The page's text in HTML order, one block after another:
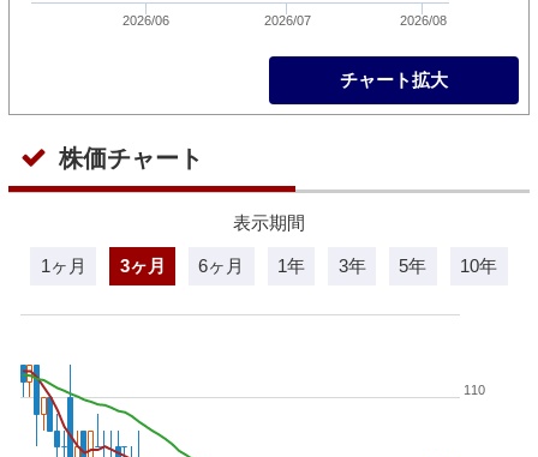
2026/06 2026/07 2026/08
チャート拡大
株価チャート
表示期間
1ヶ月 3ヶ月 6ヶ月 1年 3年 5年 10年
110